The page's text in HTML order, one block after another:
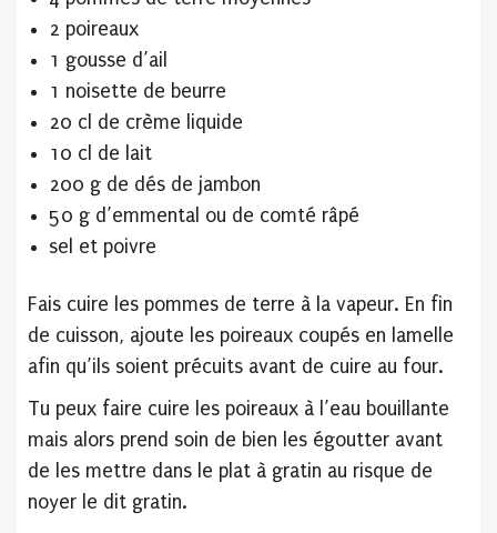
2 poireaux
1 gousse d’ail
1 noisette de beurre
20 cl de crème liquide
10 cl de lait
200 g de dés de jambon
50 g d’emmental ou de comté râpé
sel et poivre
Fais cuire les pommes de terre à la vapeur. En fin
de cuisson, ajoute les poireaux coupés en lamelle
afin qu’ils soient précuits avant de cuire au four.
Tu peux faire cuire les poireaux à l’eau bouillante
mais alors prend soin de bien les égoutter avant
de les mettre dans le plat à gratin au risque de
noyer le dit gratin.